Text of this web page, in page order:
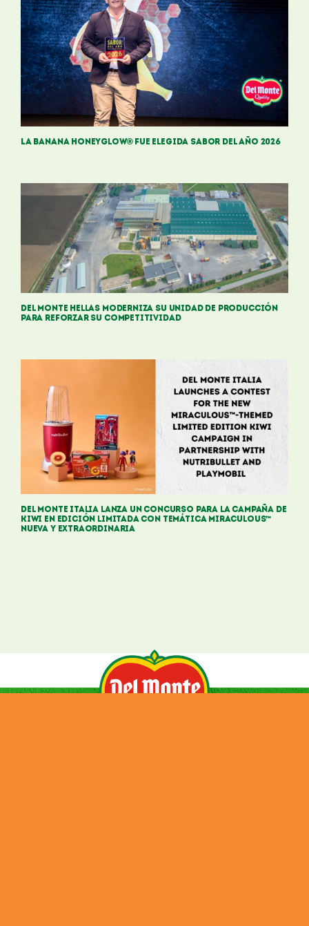
La Banana HoneyGlow® fue elegida Sabor del Año 2026
Del Monte hellas moderniza su unidad de producción
para reforzar su competitividad
Del Monte Italia lanza un concurso para la campaña de
kiwi en edición limitada con temática Miraculous™
nueva y extraordinaria